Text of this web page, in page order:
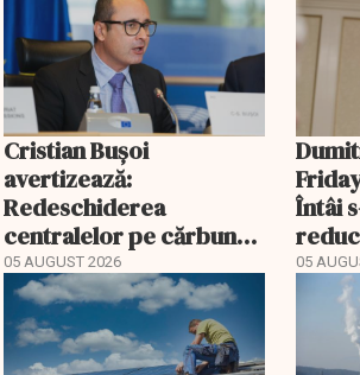
Cristian Bușoi
avertizează:
Redeschiderea
centralelor pe cărbune
poate costa România
peste un miliard de euro
05 AUGUST 2026
Întâi
05